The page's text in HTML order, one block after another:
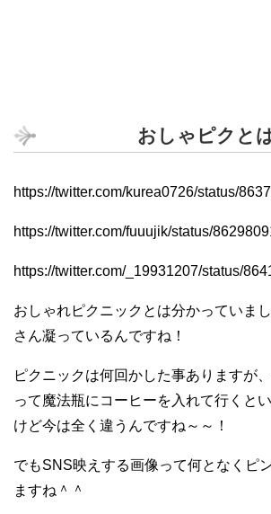
おしゃピクと
https://twitter.com/kurea0726/status/
https://twitter.com/fuuujik/status/
https://twitter.com/_19931207/status/
おしゃれピクニックとは分かっていま
さん凝っているんですね！
ピクニックは何回かした事ありますが
って魔法瓶にコーヒーを入れて行くと
けど今は全く違うんですね～～！
でもSNS映えする画像って何となくピ
ますね＾＾